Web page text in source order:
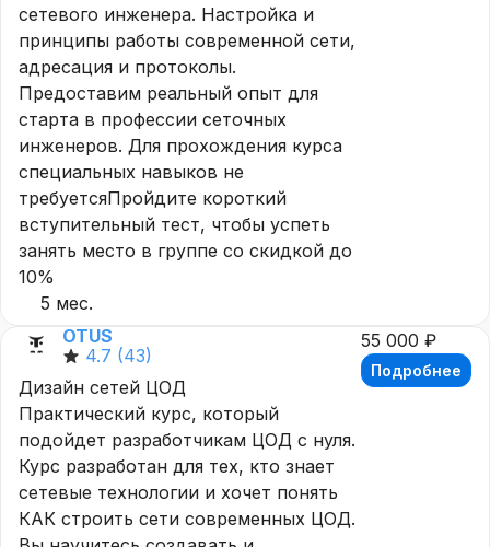
сетевого инженера. Настройка и
принципы работы современной сети,
адресация и протоколы.
Предоставим реальный опыт для
старта в профессии сеточных
инженеров. Для прохождения курса
специальных навыков не
требуетсяПройдите короткий
вступительный тест, чтобы успеть
занять место в группе со скидкой до
10%
5 мес.
OTUS
4.7 (43)
Дизайн сетей ЦОД
Практический курс, который
подойдет разработчикам ЦОД с нуля.
Курс разработан для тех, кто знает
сетевые технологии и хочет понять
КАК строить сети современных ЦОД.
55 000 ₽
Подробнее